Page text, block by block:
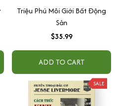
Triệu Phú Môi Giới Bất Động
Sản
$35.99
ADD TO CART
SALE